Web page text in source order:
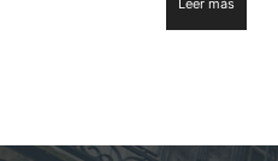
Leer más